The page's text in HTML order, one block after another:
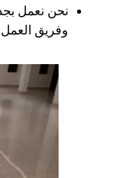
نحن نعمل
وفريق